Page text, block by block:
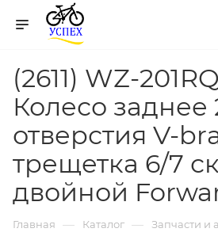
(2611) WZ-
Колесо заднее
отверстия V-
трещетка 6/7
двойной
Главная — Каталог — Запчасти и